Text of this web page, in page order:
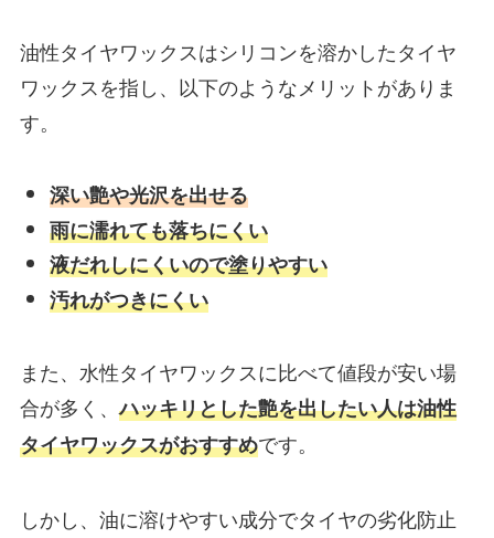
油性タイヤワックスはシリコンを溶かしたタイヤ
ワックスを指し、以下のようなメリットがありま
す。
深い艶や光沢を出せる
雨に濡れても落ちにくい
液だれしにくいので塗りやすい
汚れがつきにくい
また、水性タイヤワックスに比べて値段が安い場
合が多く、ハッキリとした艶を出したい人は油性
タイヤワックスがおすすめです。
しかし、油に溶けやすい成分でタイヤの劣化防止